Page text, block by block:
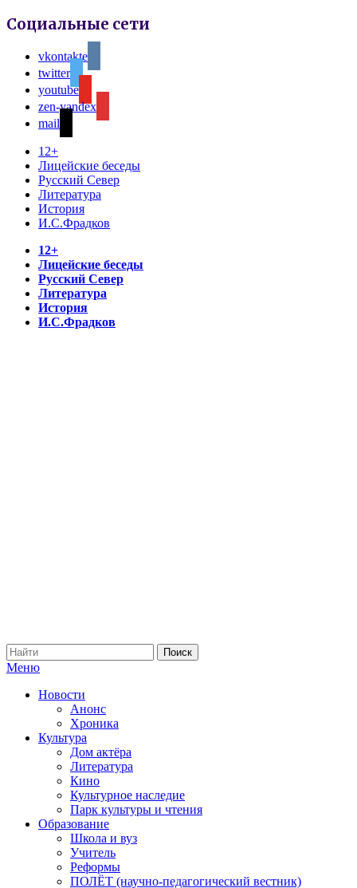
Социальные сети
vkontakte
twitter
youtube
zen-yandex
mail
12+
Лицейские беседы
Русский Север
Литература
История
И.С.Фрадков
12+
Лицейские беседы
Русский Север
Литература
История
И.С.Фрадков
Меню
Новости
Анонс
Хроника
Культура
Дом актёра
Литература
Кино
Культурное наследие
Парк культуры и чтения
Образование
Школа и вуз
Учитель
Реформы
ПОЛЁТ (научно-педагогический вестник)